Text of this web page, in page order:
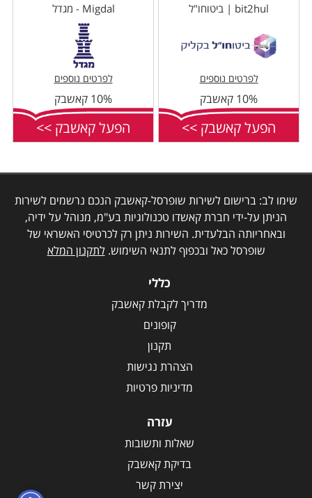
bit2hul | ביטוחו"ל
לפרטים נוספים
10% קאשבק
הפעל קאשבק >>
Migdal - מגדל
לפרטים נוספים
10% קאשבק
הפעל קאשבק >>
שימו לב: ברישום לשירות שופרסל-קאשבק הנכם נרשמים לשירות
הניתן על-ידי חברת קאשדו טכנולוגיות בע"מ, מנוהל על ידיה,
ובאחריותה הבלעדית. השירות ניתן רק לכרטיסי האשראי של
שופרסל כאל ובכפוף לתנאי השימוש.לתקנון המלא
כללי
מדריך לקבלת קאשבק
קופונים
תקנון
הצהרת נגישות
מדיניות פרטיות
עזרה
שאלות ותשובות
בדיקת קאשבק
יצירת קשר